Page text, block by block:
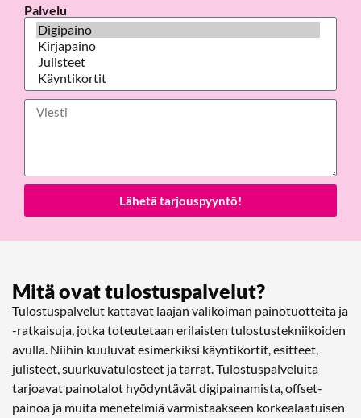
Palvelu
Lähetä tarjouspyyntö!
Mitä ovat tulostuspalvelut?
Tulostuspalvelut kattavat laajan valikoiman painotuotteita ja
-ratkaisuja, jotka toteutetaan erilaisten tulostustekniikoiden
avulla. Niihin kuuluvat esimerkiksi käyntikortit, esitteet,
julisteet, suurkuvatulosteet ja tarrat. Tulostuspalveluita
tarjoavat painotalot hyödyntävät digipainamista, offset-
painoa ja muita menetelmiä varmistaakseen korkealaatuisen